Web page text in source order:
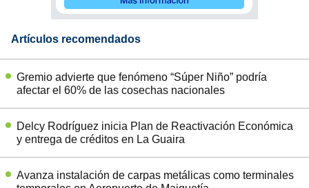
Artículos recomendados
Gremio advierte que fenómeno “Súper Niño” podría
afectar el 60% de las cosechas nacionales
Delcy Rodríguez inicia Plan de Reactivación Económica
y entrega de créditos en La Guaira
Avanza instalación de carpas metálicas como terminales